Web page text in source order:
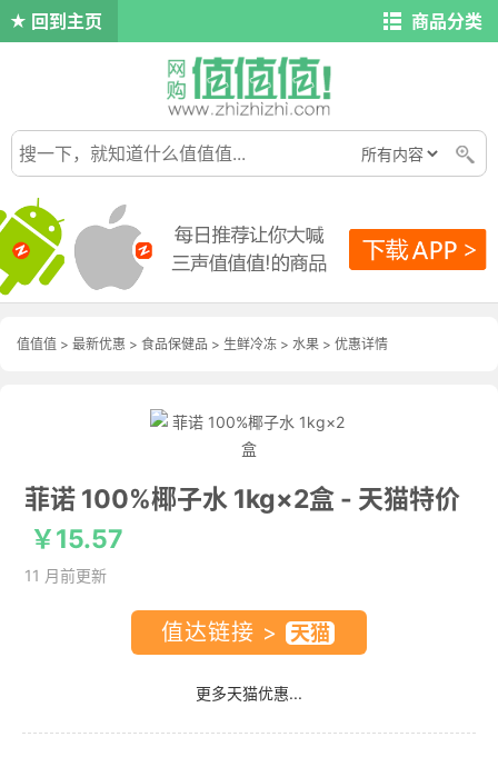
回到主页 商品分类
值值值 > 最新优惠 > 食品保健品 > 生鲜冷冻 > 水果 > 优惠详情
菲诺 100%椰子水 1kg×2盒 - 天猫特价
￥15.57
11 月前更新
值达链接 >
更多天猫优惠...